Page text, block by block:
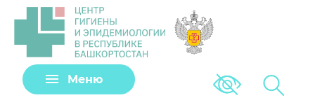
Меню Версия для
Задать вопрос
Клещи